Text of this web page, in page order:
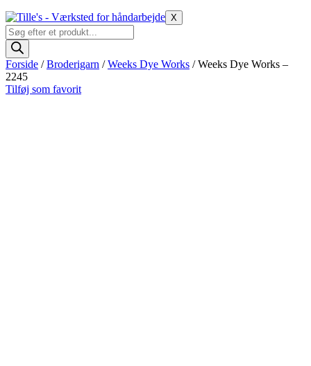
X
Products
search
Forside /Broderigarn /Weeks Dye Works / Weeks Dye Works –
2245
Tilføj som favorit